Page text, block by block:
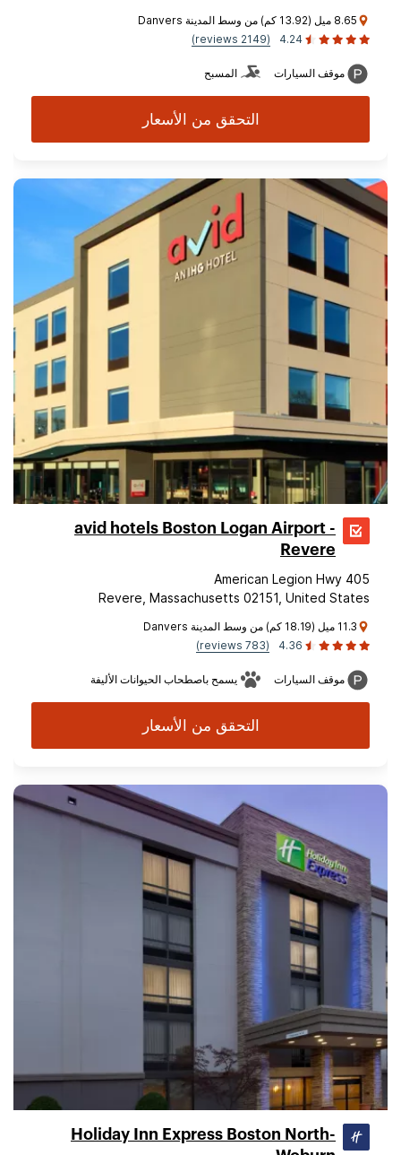
8.65 ميل (13.92 كم) من وسط المدينة Danvers
4.24
(2149 reviews)
موقف السيارات المسبح
التحقق من الأسعار
avid hotels Boston Logan Airport -
Revere
405 American Legion Hwy
Revere, Massachusetts 02151, United States
11.3 ميل (18.19 كم) من وسط المدينة Danvers
4.36
(783 reviews)
موقف السيارات يسمح باصطحاب الحيوانات الأليفة
التحقق من الأسعار
Holiday Inn Express Boston North-